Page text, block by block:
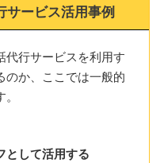
サービス活用事例
代行サービスを利用す
のか、ここでは一般的
として活用する